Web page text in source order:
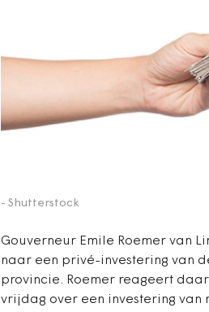
- Shutterstock
Gouverneur Emile Roemer van
naar een privé-investering van
provincie. Roemer reageert
vrijdag over een investering